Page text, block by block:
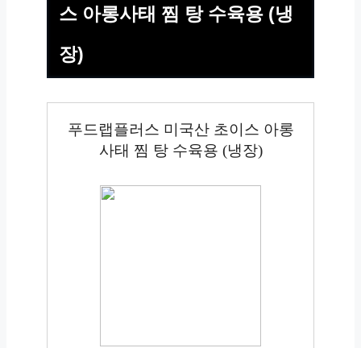
스 아롱사태 찜 탕 수육용 (냉
장)
푸드랩플러스 미국산 초이스 아롱
사태 찜 탕 수육용 (냉장)